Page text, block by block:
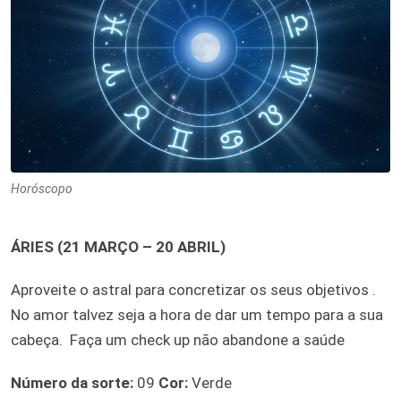
Horóscopo
ÁRIES (21 MARÇO – 20 ABRIL)
Aproveite o astral para concretizar os seus objetivos .
No amor talvez seja a hora de dar um tempo para a sua
cabeça. Faça um check up não abandone a saúde
Número da sorte: 09 Cor: Verde